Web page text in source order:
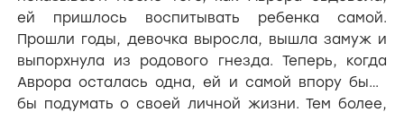
ей пришлось воспитывать ребенка самой.
Прошли годы, девочка выросла, вышла замуж и
выпорхнула из родового гнезда. Теперь, когда
Аврора осталась одна, ей и самой впору было
бы подумать о своей личной жизни. Тем более,